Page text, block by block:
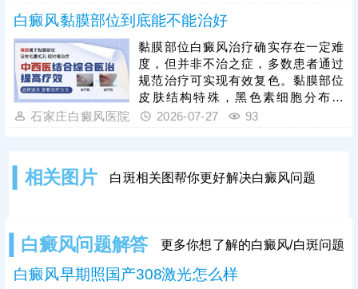
足，进而形成白斑。白癜风白斑典型
表现为表面光滑无鳞屑、不痛不痒，
初期为淡白色，随病情发展会变为乳
白色、瓷白色，边界逐渐清晰，还可
能扩散蔓延，通过做科学检查可更准
确诊断。白癜风越早治疗恢复效果越
好，临床常用308准分子激光治疗，
白癜风黏膜部位到底能不能治好
黏膜部位白癜风治疗确实存在一定难
度，但并非不治之症，多数患者通过
规范治疗可实现有效复色。黏膜部位
皮肤结构特殊，黑色素细胞分布较
少、血液循环相对薄弱，且日常易受
患者无需过度悲观，需树立治疗信
石家庄白癜风医院 2026-07-27 93
相关图片 白斑相关图帮你更好解决白癜风问题
白癜风问题解答 更多你想了解的白癜风/白斑问题
白癜风早期照国产308激光怎么样